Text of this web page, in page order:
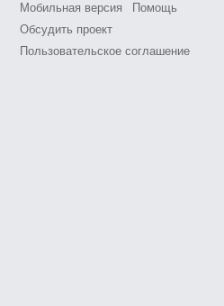
Мобильная версия
Помощь
Обсудить проект
Пользовательское соглашение